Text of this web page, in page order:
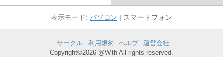
パソコン スマートフォン
サークル 利用規約 ヘルプ
運営会社
Copyright©2026 @With All rights reserved.